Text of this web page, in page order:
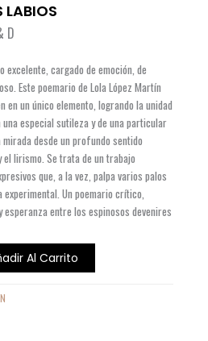
LABIOS
D
excelente, cargado de emoción, de
Este poemario de Lola López Martín
en un único elemento, logrando la unidad
especial sutileza y de una particular
desde un profundo sentido
lirismo. Se trata de un trabajo
que, a la vez, palpa varios palos
Un poemario crítico,
entre los espinosos devenires
Al Carrito